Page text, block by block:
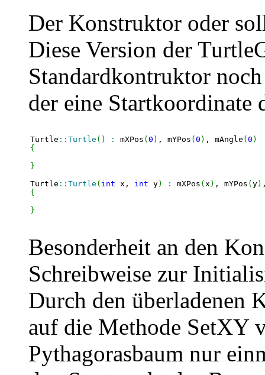
Der Konstruktor oder
Diese Version der
Standardkontruktor
der eine Startkoordinate
Turtle :: Turtle ( ) : mXPos ( 0 ) , mYPos ( 0 ) , mAngle ( 0 )
{
}
Turtle :: Turtle ( int x, int y) : mXPos ( x ) , mYPos ( y)
{
}
Besonderheit an den
Schreibweise zur
Durch den überladenen
auf die Methode SetXY
Pythagorasbaum nur